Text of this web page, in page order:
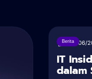
Berita28/06/
IT
dalam